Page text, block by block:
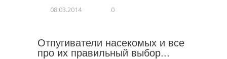
08.03.2014 0
Отпугиватели насекомых и все
про их правильный выбор...